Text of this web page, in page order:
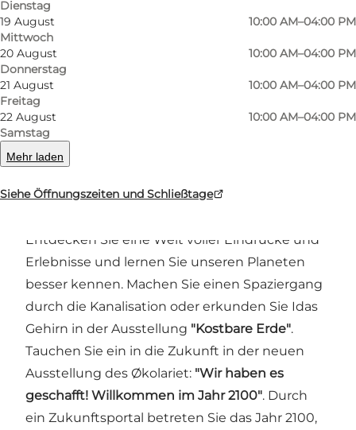
Dienstag
19 August
Mittwoch
10:00 AM–04:00 PM
20 August
Donnerstag
10:00 AM–04:00 PM
21 August
Freitag
10:00 AM–04:00 PM
22 August
Samstag
10:00 AM–04:00 PM
Mehr laden
Siehe Öffnungszeiten und Schließtage
Foto Foto:
Entdecken Sie eine Welt voller Eindrücke und
Erlebnisse und lernen Sie unseren Planeten
besser kennen. Machen Sie einen Spaziergang
durch die Kanalisation oder erkunden Sie Idas
Gehirn in der Ausstellung "Kostbare Erde".
Tauchen Sie ein in die Zukunft in der neuen
Ausstellung des Økolariet: "Wir haben es
geschafft! Willkommen im Jahr 2100". Durch
ein Zukunftsportal betreten Sie das Jahr 2100,